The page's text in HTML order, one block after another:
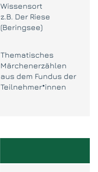
Wissensort
z.B. Der Riese
(Beringsee)
Thematisches
Märchenerzählen
aus dem Fundus der
Teilnehmer*innen